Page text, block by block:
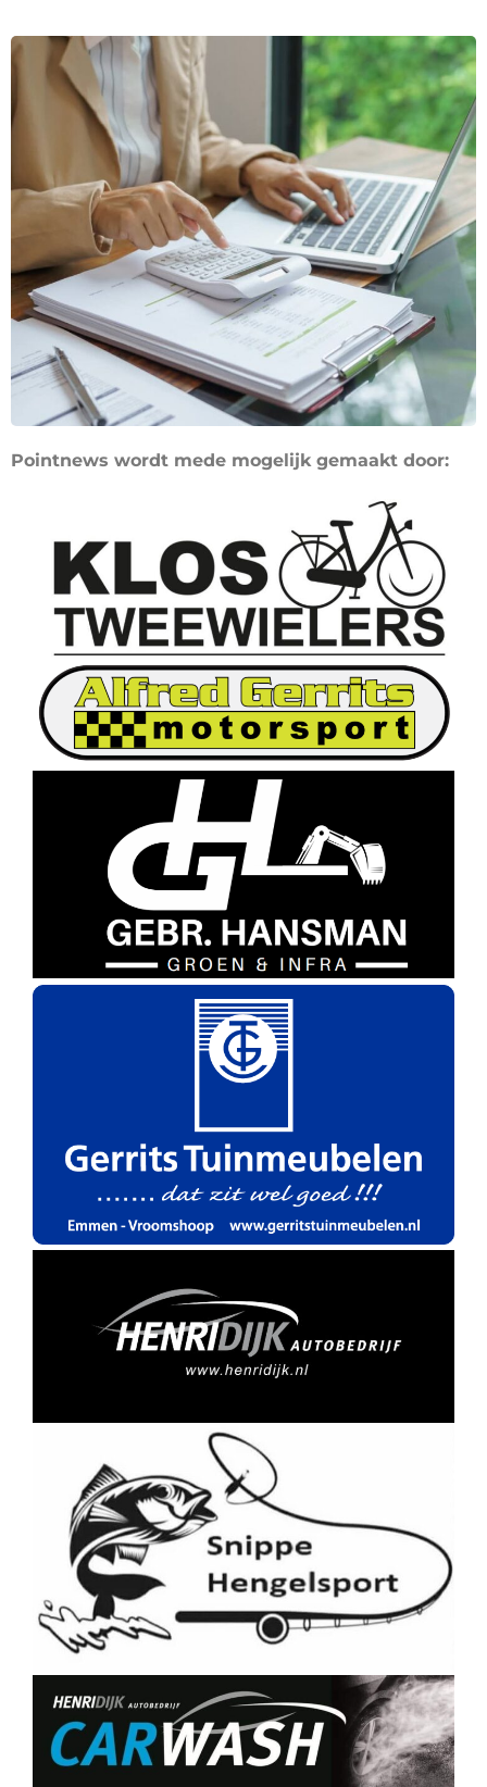
Pointnews wordt mede mogelijk gemaakt door: